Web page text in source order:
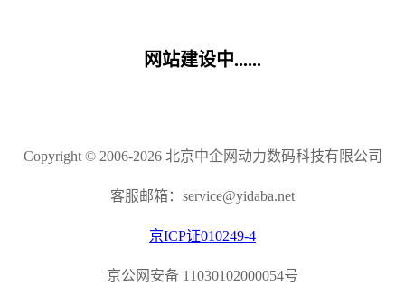
网站建设中......
Copyright © 2006-2026 北京中企网动力数码科技有限公司
客服邮箱：service@yidaba.net
京ICP证010249-4
京公网安备 11030102000054号